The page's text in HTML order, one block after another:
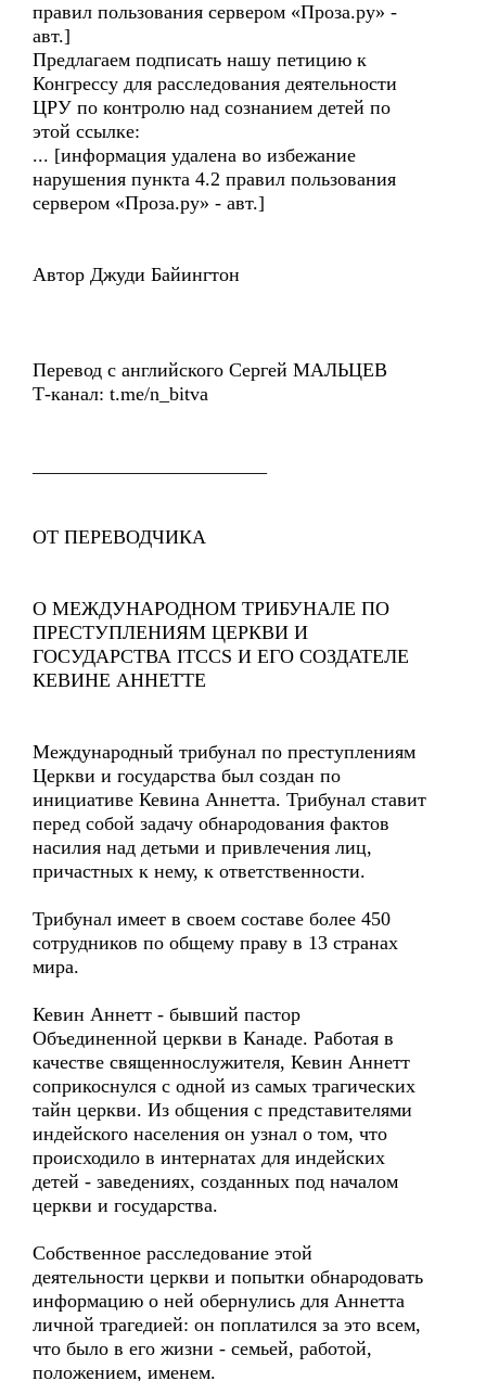
правил пользования сервером «Проза.ру» -
авт.]
Предлагаем подписать нашу петицию к
Конгрессу для расследования деятельности
ЦРУ по контролю над сознанием детей по
этой ссылке:
... [информация удалена во избежание
нарушения пункта 4.2 правил пользования
сервером «Проза.ру» - авт.]
Автор Джуди Байингтон
Перевод с английского Сергей МАЛЬЦЕВ
Т-канал: t.me/n_bitva
ОТ ПЕРЕВОДЧИКА
О МЕЖДУНАРОДНОМ ТРИБУНАЛЕ ПО
ПРЕСТУПЛЕНИЯМ ЦЕРКВИ И
ГОСУДАРСТВА ITCCS И ЕГО СОЗДАТЕЛЕ
КЕВИНЕ АННЕТТЕ
Международный трибунал по преступлениям
Церкви и государства был создан по
инициативе Кевина Аннетта. Трибунал ставит
перед собой задачу обнародования фактов
насилия над детьми и привлечения лиц,
причастных к нему, к ответственности.
Трибунал имеет в своем составе более 450
сотрудников по общему праву в 13 странах
мира.
Кевин Аннетт - бывший пастор
Объединенной церкви в Канаде. Работая в
качестве священнослужителя, Кевин Аннетт
соприкоснулся с одной из самых трагических
тайн церкви. Из общения с представителями
индейского населения он узнал о том, что
происходило в интернатах для индейских
детей - заведениях, созданных под началом
церкви и государства.
Собственное расследование этой
деятельности церкви и попытки обнародовать
информацию о ней обернулись для Аннетта
личной трагедией: он поплатился за это всем,
что было в его жизни - семьей, работой,
положением, именем.